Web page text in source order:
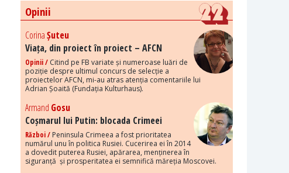
Opinii
CorinaȘuteu
Viața, din proiect în proiect – AFCN
Opinii / Citind pe FB variate și numeroase luări de
poziție despre ultimul concurs de selecție a
proiectelor AFCN, mi-au atras atenția comentariile lui
Adrian Șoaită (Fundația Kulturhaus).
Armand Gosu
Coșmarul lui Putin: blocada Crimeei
Război / Peninsula Crimeea a fost prioritatea
numărul unu în politica Rusiei. Cucerirea ei în 2014
a dovedit puterea Rusiei, apărarea, menținerea în
siguranță și prosperitatea ei semnifică măreția Moscovei.